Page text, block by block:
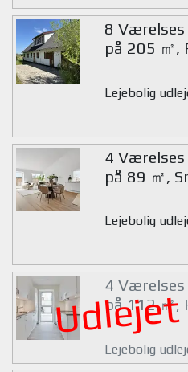
8 Værelses
på 205 ㎡,
Lejebolig
4 Værelses
på 89 ㎡,
Lejebolig
Udlejet
4 Værelses
på 112 ㎡,
Lejebolig